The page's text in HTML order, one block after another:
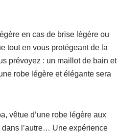
en cas de brise légère ou
tout en vous protégeant de la
prévoyez : un maillot de bain et
robe légère et élégante sera
vêtue d’une robe légère aux
l’autre… Une expérience